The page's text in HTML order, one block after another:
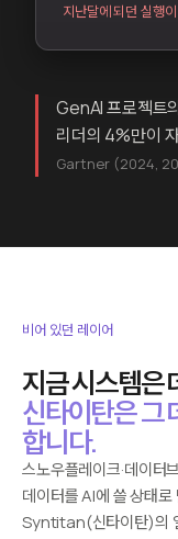
지난달에 되던 실행
GenAI 프로젝트
리더의 4%만이
Gartner (2024,
비어 있던 레이어
지금 시스템은
신타이탄은 그
합니다.
스노우플레이크·데이터
데이터를 AI에 쓸 상태
Syntitan(신타이탄)의